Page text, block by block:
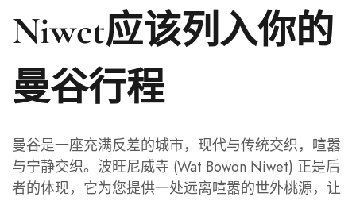
Niwet应该列入你的
曼谷行程
曼谷是一座充满反差的城市，现代与传统交织，喧嚣
与宁静交织。波旺尼威寺 (Wat Bowon Niwet) 正是后
者的体现，它为您提供一处远离喧嚣的世外桃源，让